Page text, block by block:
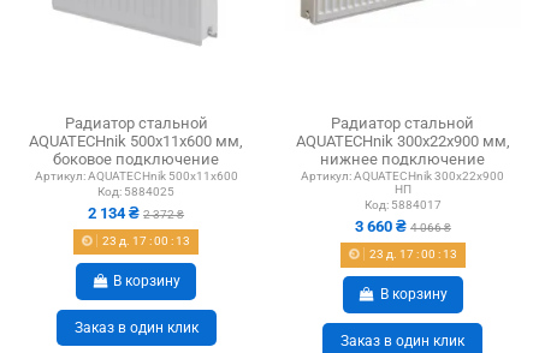
Радиатор стальной
AQUATECHnik 500x11x600 мм,
боковое подключение
Артикул: AQUATECHnik 500x11x600
Код: 5884025
2 134 ₴2 372 ₴
23 д. 17:00 : 12
В корзину
Заказ в один клик
Радиатор стальной
AQUATECHnik 300x22x900 мм,
нижнее подключение
Артикул: AQUATECHnik 300x22x900
НП
Код: 5884017
3 660 ₴ 4 066 ₴
23 д. 17:00 : 12
В корзину
Заказ в один клик